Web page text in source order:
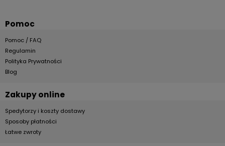
Pomoc
Pomoc / FAQ
Regulamin
Polityka Prywatności
Blog
Zakupy online
Spedytorzy i koszty dostawy
Sposoby płatności
Łatwe zwroty